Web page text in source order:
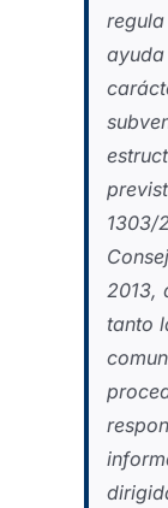
1303/
2013,
tanto